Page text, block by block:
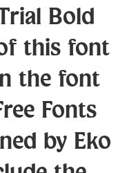
Bold
this font
the font
Fonts
by Eko